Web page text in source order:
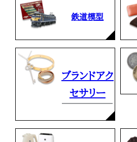
鉄道模型
ブランドアク
セサリー